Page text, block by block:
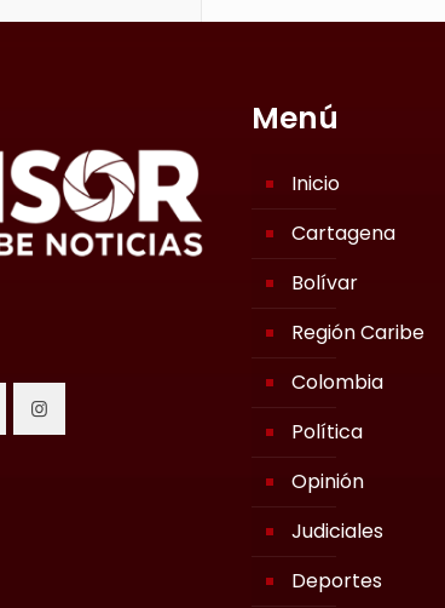
Menú
Inicio
Cartagena
Bolívar
Región Caribe
Colombia
Política
Opinión
Judiciales
Deportes